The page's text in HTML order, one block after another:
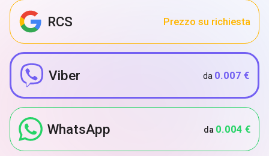
RCS Prezzo su richiesta
Viber da 0.007 €
WhatsApp da 0.004 €